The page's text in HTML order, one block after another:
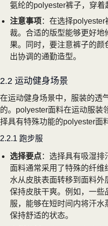
氨纶的polyester裤子，穿着
注意事项 ：在选择
裁。合适的版型能够更好
果。同时，要注意裤子的
出协调的通勤造型。
2.2 运动健身场景
在运动健身场景中，服装的透
的。polyester面料在运动服装
择具有特殊功能的polyester面
2.2.1 跑步服
选择要点：选择具有吸湿
面料通常采用了特殊的纤
水从皮肤表面转移到面料外
保持皮肤干爽。例如，一些
服，能够在短时间内将汗
保持舒适的状态。